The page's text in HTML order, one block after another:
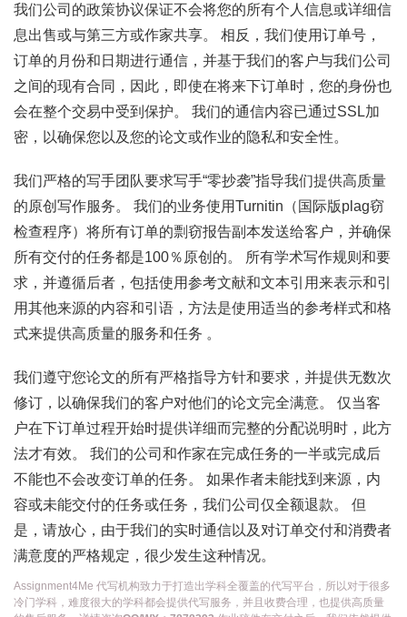
我们公司的政策协议保证不会将您的所有个人信息或详细信
息出售或与第三方或作家共享。 相反，我们使用订单号，
订单的月份和日期进行通信，并基于我们的客户与我们公司
之间的现有合同，因此，即使在将来下订单时，您的身份也
会在整个交易中受到保护。 我们的通信内容已通过SSL加
密，以确保您以及您的论文或作业的隐私和安全性。
我们严格的写手团队要求写手“零抄袭”指导我们提供高质量
的原创写作服务。 我们的业务使用Turnitin（国际版plag窃
检查程序）将所有订单的剽窃报告副本发送给客户，并确保
所有交付的任务都是100％原创的。 所有学术写作规则和要
求，并遵循后者，包括使用参考文献和文本引用来表示和引
用其他来源的内容和引语，方法是使用适当的参考样式和格
式来提供高质量的服务和任务 。
我们遵守您论文的所有严格指导方针和要求，并提供无数次
修订，以确保我们的客户对他们的论文完全满意。 仅当客
户在下订单过程开始时提供详细而完整的分配说明时，此方
法才有效。 我们的公司和作家在完成任务的一半或完成后
不能也不会改变订单的任务。 如果作者未能找到来源，内
容或未能交付的任务或任务，我们公司仅全额退款。 但
是，请放心，由于我们的实时通信以及对订单交付和消费者
满意度的严格规定，很少发生这种情况。
Assignment4Me 代写机构致力于打造出学科全覆盖的代写平台，所以对于很多
冷门学科，难度很大的学科都会提供代写服务，并且收费合理，也提供高质量